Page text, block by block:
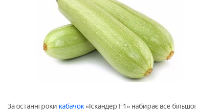
За останні роки кабачок «Іскандер F1» набирає все більшої